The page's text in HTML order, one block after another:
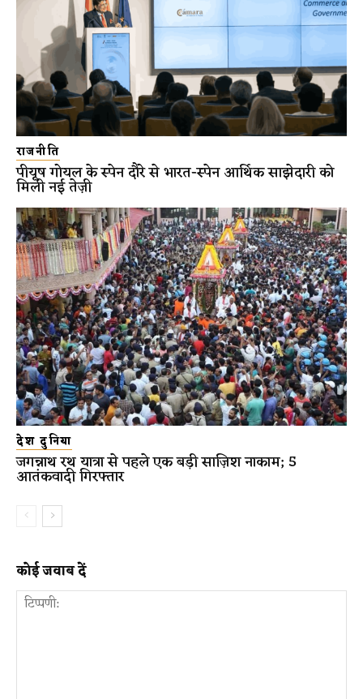
राजनीति
पीयूष गोयल के स्पेन दौरे से भारत-स्पेन आर्थिक साझेदारी को
मिली नई तेज़ी
देश दुनिया
जगन्नाथ रथ यात्रा से पहले एक बड़ी साज़िश नाकाम; 5
आतंकवादी गिरफ्तार
कोई जवाब दें